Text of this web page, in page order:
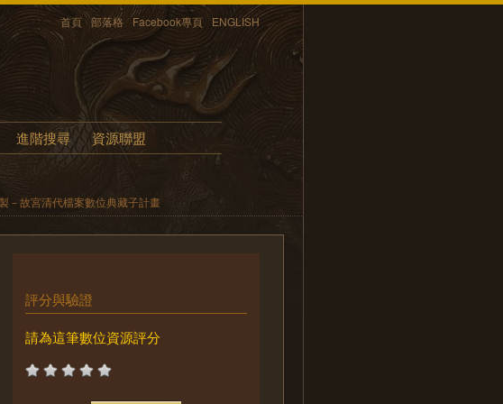
首頁 部落格 Facebook專頁 ENGLISH
進階搜尋 資源聯盟
－故宮清代檔案數位典藏子計畫
評分與驗證
請為這筆數位資源評分